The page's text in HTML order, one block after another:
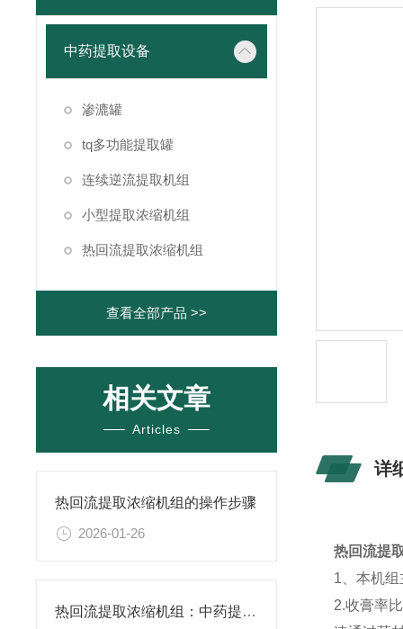
详
热回流提
1、本机
2.收膏率
中药提取设备
渗漉罐
tq多功能提取罐
连续逆流提取机组
小型提取浓缩机组
热回流提取浓缩机组
查看全部产品 >>
相关文章
Articles
热回流提取浓缩机组的操作步骤
2026-01-26
热回流提取浓缩机组：中药提取浓缩的高效神器